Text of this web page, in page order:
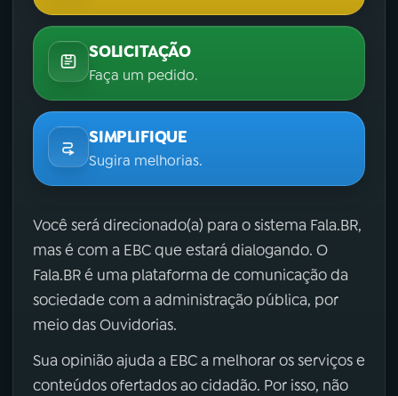
SOLICITAÇÃO
Faça um pedido.
SIMPLIFIQUE
Sugira melhorias.
Você será direcionado(a) para o sistema Fala.BR,
mas é com a EBC que estará dialogando. O
Fala.BR é uma plataforma de comunicação da
sociedade com a administração pública, por
meio das Ouvidorias.
Sua opinião ajuda a EBC a melhorar os serviços e
conteúdos ofertados ao cidadão. Por isso, não